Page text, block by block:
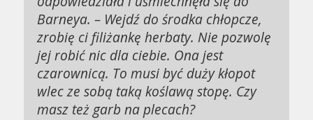
Barneya. – Wejdź do środka chłopcze,
zrobię ci filiżankę herbaty. Nie pozwolę
jej robić nic dla ciebie. Ona jest
czarownicą. To musi być duży kłopot
wlec ze sobą taką koślawą stopę. Czy
masz też garb na plecach?